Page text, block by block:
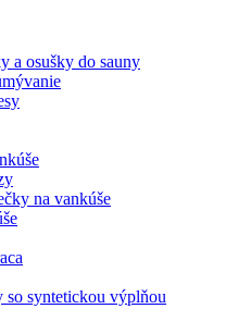
a osušky do sauny
na vankúše
so syntetickou výplňou